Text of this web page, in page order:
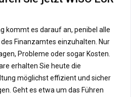
kommt es darauf an, penibel alle
Finanzamtes einzuhalten. Nur
Probleme oder sogar Kosten.
erhalten Sie heute die
möglichst effizient und sicher
Geht es etwa um das Führen